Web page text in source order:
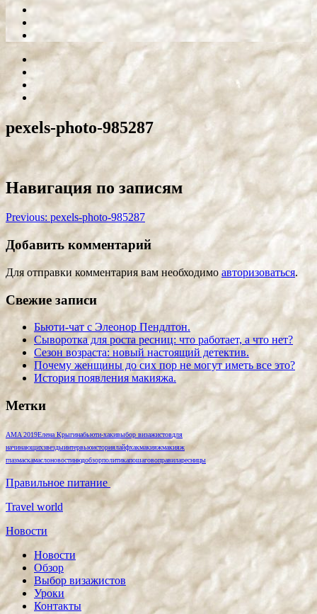
pexels-photo-985287
Навигация по записям
Previous: pexels-photo-985287
Добавить комментарий
Для отправки комментария вам необходимо авторизоваться.
Свежие записи
Бьюти-чат с Элеонор Пендлтон.
Сыворотка для роста ресниц: что работает, а что нет?
Сезон возраста: новый настоящий детектив.
Почему женщины до сих пор не могут иметь все это?
История появления макияжа.
Метки
AMA 2019Елена Крыгинабьюти-хакивыбор визажистовдля
начинающихзвездыинтервьюисториялайфхакмакияжмакияж
глазмаскамаслоновостинюдобзорполитикапошаговоправиларесницы
Правильное питание
Travel world
Новости
Новости
Обзор
Выбор визажистов
Уроки
Контакты